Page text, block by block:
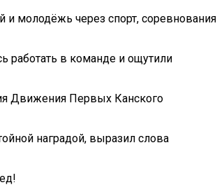
и молодёжь через спорт, соревнования
работать в команде и ощутили
Движения Первых Канского
наградой, выразил слова